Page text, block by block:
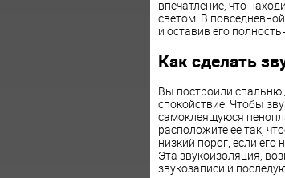
впечатление, что
светом. В
и оставив его
Как сделать
Вы построили спальню
спокойствие. Чтобы
самоклеящуюся
расположите ее так,
низкий порог, если его
Эта звукоизоляция,
звукозаписи и